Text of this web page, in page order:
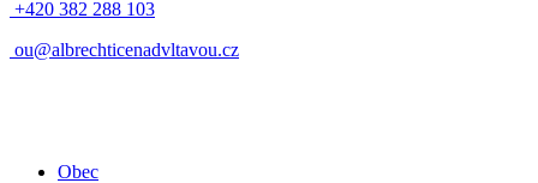
+420 382 288 103
ou@albrechticenadvltavou.cz
Obec